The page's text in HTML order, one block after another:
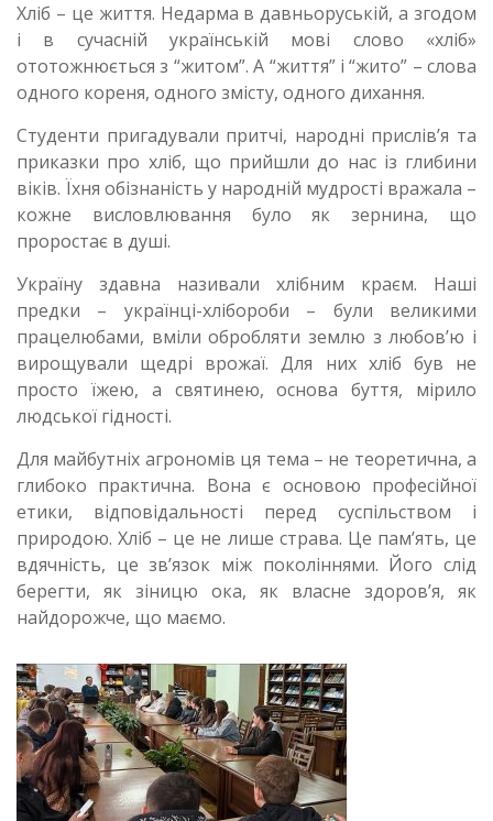
Хліб – це життя. Недарма в давньоруській, а згодом
і в сучасній українській мові слово «хліб»
ототожнюється з “житом”. А “життя” і “жито” – слова
одного кореня, одного змісту, одного дихання.
Студенти пригадували притчі, народні прислів’я та
приказки про хліб, що прийшли до нас із глибини
віків. Їхня обізнаність у народній мудрості вражала –
кожне висловлювання було як зернина, що
проростає в душі.
Україну здавна називали хлібним краєм. Наші
предки – українці-хлібороби – були великими
працелюбами, вміли обробляти землю з любов’ю і
вирощували щедрі врожаї. Для них хліб був не
просто їжею, а святинею, основа буття, мірило
людської гідності.
Для майбутніх агрономів ця тема – не теоретична, а
глибоко практична. Вона є основою професійної
етики, відповідальності перед суспільством і
природою. Хліб – це не лише страва. Це пам’ять, це
вдячність, це зв’язок між поколіннями. Його слід
берегти, як зіницю ока, як власне здоров’я, як
найдорожче, що маємо.